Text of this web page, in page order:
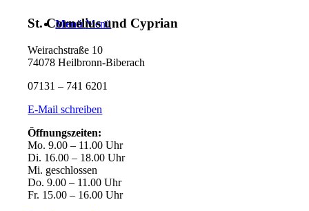
Menü Menü
St. Cornelius und Cyprian
Weirachstraße 10
74078 Heilbronn-Biberach
07131 – 741 6201
E-Mail schreiben
Öffnungszeiten:
Mo. 9.00 – 11.00 Uhr
Di. 16.00 – 18.00 Uhr
Mi. geschlossen
Do. 9.00 – 11.00 Uhr
Fr. 15.00 – 16.00 Uhr